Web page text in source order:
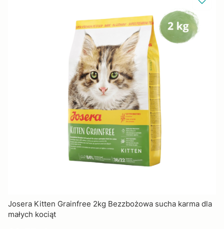
Josera Kitten Grainfree 2kg Bezzbożowa sucha karma dla
małych kociąt